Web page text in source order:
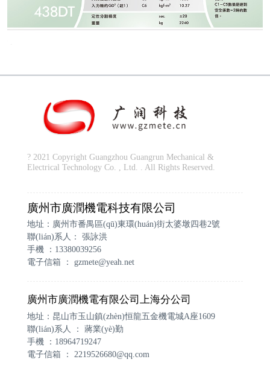
? 2021 Copyright Guangzhou Guangrun Mechanical &
Electrical Technology Co. , Ltd. . All Rights Reserved.
廣州市廣潤機電科技有限公司
地址：廣州市番禺區(qū)東環(huán)街太婆墩四巷2號
聯(lián)系人： 張詠洪
手機 ：13380039256
電子信箱 ： gzmete@yeah.net
廣州市廣潤機電有限公司上海分公司
地址：昆山市玉山鎮(zhèn)恒龍五金機電城A座1609
聯(lián)系人 ： 蔣業(yè)勤
手機 ：18964719247
電子信箱 ： 2219526680@qq.com